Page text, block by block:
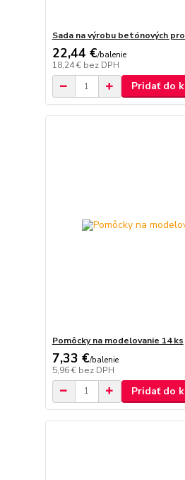
Sada na výrobu betónových
22,44 €/balenie
18,24 € bez DPH
Pridať do
Pomôcky na modelovanie 14 ks
7,33 €/balenie
5,96 € bez DPH
Pridať do